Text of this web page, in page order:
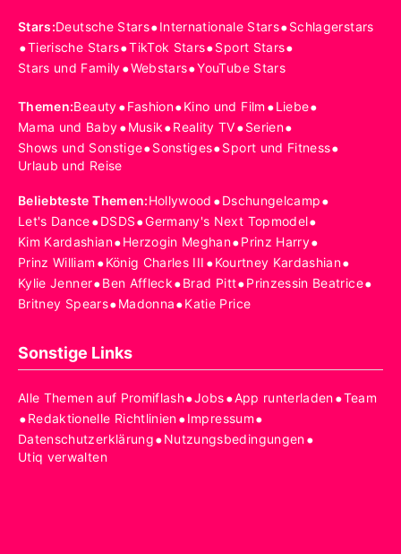
Stars:Deutsche Stars•Internationale Stars•Schlagerstars
•Tierische Stars•TikTok Stars•Sport Stars•
Stars und Family•Webstars•YouTube Stars
Themen:Beauty•Fashion•Kino und Film •Liebe•
Mama und Baby•Musik•Reality TV•Serien•
Shows und Sonstige•Sonstiges•Sport und Fitness•
Urlaub und Reise
Beliebteste Themen:Hollywood •Dschungelcamp•
Let's Dance•DSDS•Germany's Next Topmodel•
Kim Kardashian•Herzogin Meghan•Prinz Harry•
Prinz William •König Charles III •Kourtney Kardashian•
Kylie Jenner•Ben Affleck•Brad Pitt•Prinzessin Beatrice•
Britney Spears•Madonna•Katie Price
Sonstige Links
Alle Themen auf Promiflash•Jobs•App runterladen•Team
•Redaktionelle Richtlinien•Impressum•
Datenschutzerklärung•Nutzungsbedingungen•
Utiq verwalten